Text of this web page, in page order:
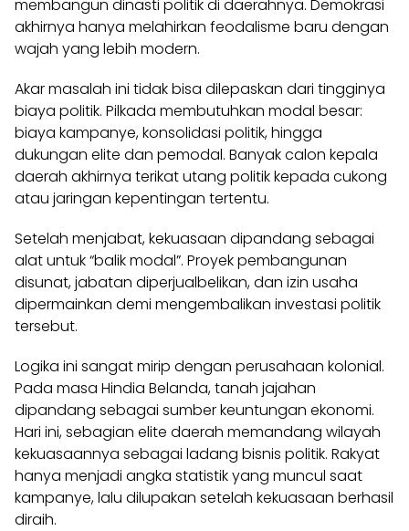
membangun dinasti politik di daerahnya. Demokrasi
akhirnya hanya melahirkan feodalisme baru dengan
wajah yang lebih modern.
Akar masalah ini tidak bisa dilepaskan dari tingginya
biaya politik. Pilkada membutuhkan modal besar:
biaya kampanye, konsolidasi politik, hingga
dukungan elite dan pemodal. Banyak calon kepala
daerah akhirnya terikat utang politik kepada cukong
atau jaringan kepentingan tertentu.
Setelah menjabat, kekuasaan dipandang sebagai
alat untuk “balik modal”. Proyek pembangunan
disunat, jabatan diperjualbelikan, dan izin usaha
dipermainkan demi mengembalikan investasi politik
tersebut.
Logika ini sangat mirip dengan perusahaan kolonial.
Pada masa Hindia Belanda, tanah jajahan
dipandang sebagai sumber keuntungan ekonomi.
Hari ini, sebagian elite daerah memandang wilayah
kekuasaannya sebagai ladang bisnis politik. Rakyat
hanya menjadi angka statistik yang muncul saat
kampanye, lalu dilupakan setelah kekuasaan berhasil
diraih.